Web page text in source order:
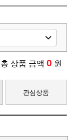
총 상품 금액 0 원
관심상품